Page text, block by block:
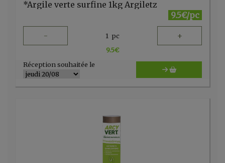
*Argile verte surfine 1kg Argiletz
9.5€/pc
- 1 pc +
9.5€
Réception souhaitée le